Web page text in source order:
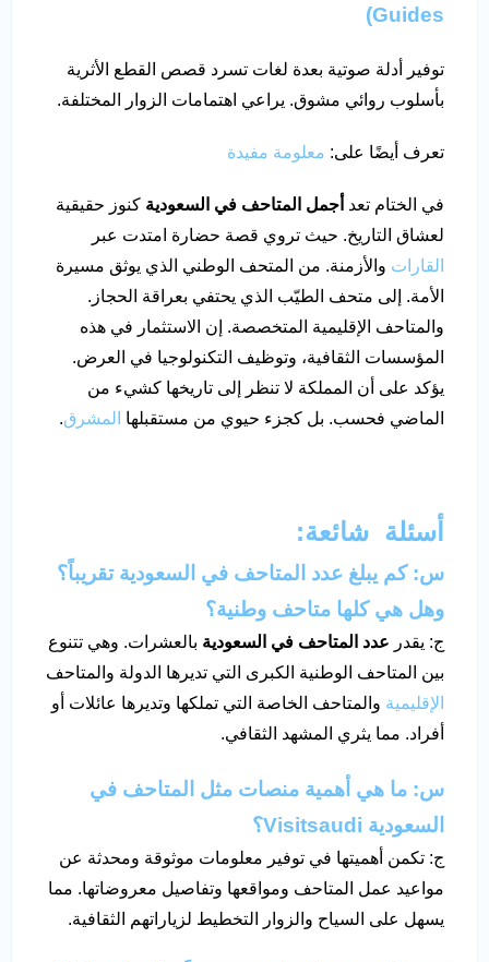
Guides)
توفير أدلة صوتية بعدة لغات تسرد قصص القطع الأثرية
بأسلوب روائي مشوق. يراعي اهتمامات الزوار المختلفة.
تعرف أيضًا على: معلومة مفيدة
في الختام تعد أجمل المتاحف في السعودية كنوز حقيقية
لعشاق التاريخ. حيث تروي قصة حضارة امتدت عبر
القارات والأزمنة. من المتحف الوطني الذي يوثق مسيرة
الأمة. إلى متحف الطيّب الذي يحتفي بعراقة الحجاز.
والمتاحف الإقليمية المتخصصة. إن الاستثمار في هذه
المؤسسات الثقافية، وتوظيف التكنولوجيا في العرض.
يؤكد على أن المملكة لا تنظر إلى تاريخها كشيء من
الماضي فحسب. بل كجزء حيوي من مستقبلها المشرق.
أسئلة شائعة:
س: كم يبلغ عدد المتاحف في السعودية تقريباً؟
وهل هي كلها متاحف وطنية؟
ج: يقدر عدد المتاحف في السعودية بالعشرات. وهي تتنوع
بين المتاحف الوطنية الكبرى التي تديرها الدولة والمتاحف
الإقليمية والمتاحف الخاصة التي تملكها وتديرها عائلات أو
أفراد. مما يثري المشهد الثقافي.
س: ما هي أهمية منصات مثل المتاحف في
السعودية
؟
ج: تكمن أهميتها في توفير معلومات موثوقة ومحدثة عن
مواعيد عمل المتاحف ومواقعها وتفاصيل معروضاتها. مما
يسهل على السياح والزوار التخطيط لزياراتهم الثقافية.